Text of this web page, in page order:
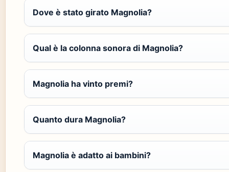
Dove è stato girato Magnolia?
Qual è la colonna sonora di Magnolia?
Magnolia ha vinto premi?
Quanto dura Magnolia?
Magnolia è adatto ai bambini?